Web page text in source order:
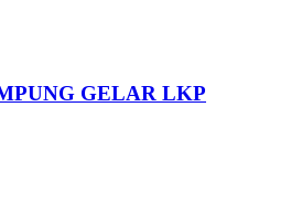
GELAR LKP